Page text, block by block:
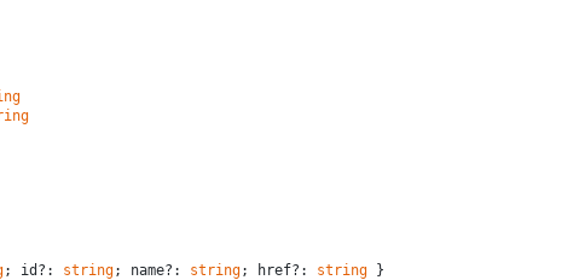
; id?: string; name?: string; href?: string }